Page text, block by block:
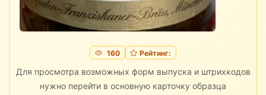
160 Рейтинг:
Для просмотра возможных форм выпуска и штрихкодов
нужно перейти в основную карточку образца